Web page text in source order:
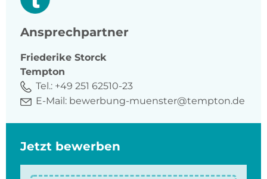
Ansprechpartner
Friederike Storck
Tempton
Tel.: +49 251 62510-23
E-Mail: bewerbung-muenster@tempton.de
Jetzt bewerben